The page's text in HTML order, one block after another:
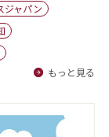
ジャパン
もっと見る